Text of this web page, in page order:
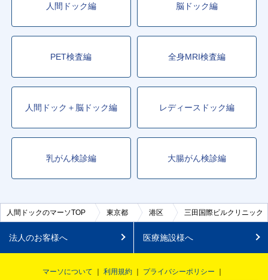
人間ドック編 脳ドック編
PET検査編 全身MRI検査編
人間ドック＋脳ドック編 レディースドック編
乳がん検診編 大腸がん検診編
人間ドックのマーソTOP 東京都 港区 三田国際ビルクリニック
法人のお客様へ 医療施設様へ
マーソについて 利用規約 プライバシーポリシー